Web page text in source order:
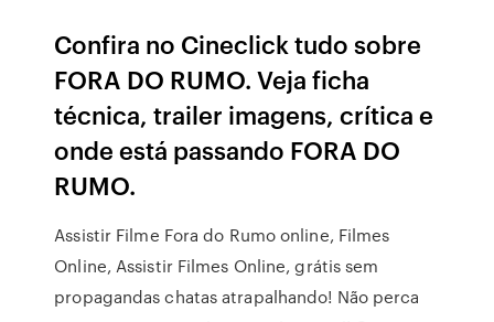
Confira no Cineclick tudo sobre
FORA DO RUMO. Veja ficha
técnica, trailer imagens, crítica e
onde está passando FORA DO
RUMO.
Assistir Filme Fora do Rumo online, Filmes
Online, Assistir Filmes Online, grátis sem
propagandas chatas atrapalhando! Não perca